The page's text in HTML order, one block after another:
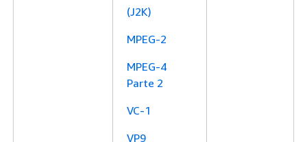
(J2K)
MPEG-2
MPEG-4
Parte 2
VC-1
VP9